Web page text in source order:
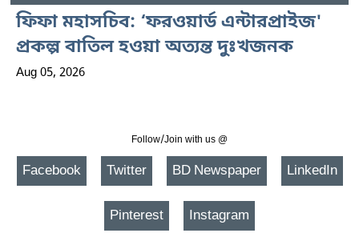
ফিফা মহাসচিব: ‘ফরওয়ার্ড এন্টারপ্রাইজ'
প্রকল্প বাতিল হওয়া অত্যন্ত দুঃখজনক
Aug 05, 2026
Follow/Join with us @
Facebook Twitter BD Newspaper LinkedIn
Pinterest Instagram